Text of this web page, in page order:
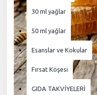
30 ml yağlar
50 ml yağlar
Esanslar ve Kokular
Fırsat Köşesi
GIDA TAKVİYELERİ